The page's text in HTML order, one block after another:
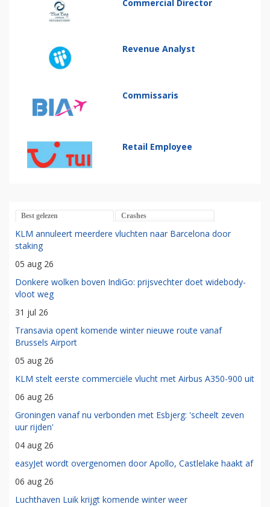
Commercial Director
Revenue Analyst
Commissaris
Retail Employee
Best gelezen Crashes
KLM annuleert meerdere vluchten naar Barcelona door
staking
05 aug 26
Donkere wolken boven IndiGo: prijsvechter doet widebody-
vloot weg
31 jul 26
Transavia opent komende winter nieuwe route vanaf
Brussels Airport
05 aug 26
KLM stelt eerste commerciële vlucht met Airbus A350-900 uit
06 aug 26
Groningen vanaf nu verbonden met Esbjerg: 'scheelt zeven
uur rijden'
04 aug 26
easyJet wordt overgenomen door Apollo, Castlelake haakt af
06 aug 26
Luchthaven Luik krijgt komende winter weer